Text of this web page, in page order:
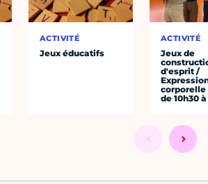
ACTIVITÉ
Jeux éducatifs
ACTIVITÉ
Jeux de
d'esprit /
corporelle
de 10h30 à